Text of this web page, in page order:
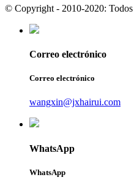
© Copyright - 2010-2020: Todos
Correo electrónico
Correo electrónico
wangxin@jxhairui.com
WhatsApp
WhatsApp